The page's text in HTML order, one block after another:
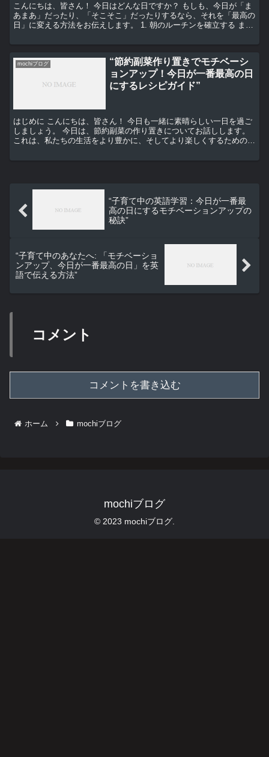
こんにちは、皆さん！ 今日はどんな日ですか？ もしも、今日が「ま
あまあ」だったり、「そこそこ」だったりするなら、それを「最高の
日」に変える方法をお伝えします。 1. 朝のルーチンを確立する まず
mochiブログ
“節約副菜作り置きでモチベーシ
ョンアップ！今日が一番最高の日
にするレシピガイド”
はじめに こんにちは、皆さん！ 今日も一緒に素晴らしい一日を過ご
しましょう。 今日は、節約副菜の作り置きについてお話しします。
これは、私たちの生活をより豊かに、そしてより楽しくするための一
“子育て中の英語学習：今日が一番最
高の日にするモチベーションアップの
秘訣”
“子育て中のあなたへ: 「モチベーショ
ンアップ、今日が一番最高の日」を英
語で伝える方法”
コメント
コメントを書き込む
ホーム mochiブログ
mochiブログ
© 2023 mochiブログ.